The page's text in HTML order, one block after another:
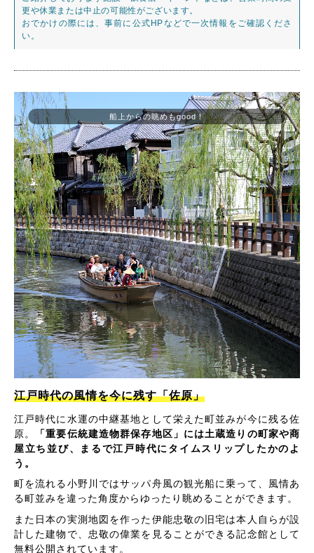
更や休業または中止の可能性がございます。
おでかけの際には、事前に公式HPなどで一次情報をご確認くださ
い。
船上からの眺めもgood！
江戸時代の風情を今に残す「佐原」
江戸時代に水運の中継基地として栄えた町並みが今に残る佐
原。
「重要伝統建造物群保存地区」には土蔵造りの町家や商
屋立ち並び、まるで江戸時代にタイムスリップしたかのよ
う。
町を流れる小野川ではサッパ舟風の観光船に乗って、風情あ
る町並みを違った角度からゆったり眺めることができます。
また日本の実測地図を作った伊能忠敬の旧宅は本人自らが設
計した建物で、忠敬の偉業を見ることができる記念館として
無料公開されています。